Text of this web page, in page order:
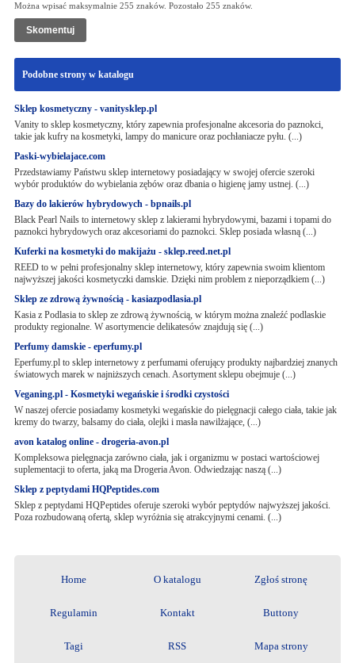
Można wpisać maksymalnie 255 znaków. Pozostało 255 znaków.
Podobne strony w katalogu
Sklep kosmetyczny - vanitysklep.pl
Vanity to sklep kosmetyczny, który zapewnia profesjonalne akcesoria do paznokci,
takie jak kufry na kosmetyki, lampy do manicure oraz pochłaniacze pyłu. (...)
Paski-wybielajace.com
Przedstawiamy Państwu sklep internetowy posiadający w swojej ofercie szeroki
wybór produktów do wybielania zębów oraz dbania o higienę jamy ustnej. (...)
Bazy do lakierów hybrydowych - bpnails.pl
Black Pearl Nails to internetowy sklep z lakierami hybrydowymi, bazami i topami do
paznokci hybrydowych oraz akcesoriami do paznokci. Sklep posiada własną (...)
Kuferki na kosmetyki do makijażu - sklep.reed.net.pl
REED to w pełni profesjonalny sklep internetowy, który zapewnia swoim klientom
najwyższej jakości kosmetyczki damskie. Dzięki nim problem z nieporządkiem (...)
Sklep ze zdrową żywnością - kasiazpodlasia.pl
Kasia z Podlasia to sklep ze zdrową żywnością, w którym można znaleźć podlaskie
produkty regionalne. W asortymencie delikatesów znajdują się (...)
Perfumy damskie - eperfumy.pl
Eperfumy.pl to sklep internetowy z perfumami oferujący produkty najbardziej znanych
światowych marek w najniższych cenach. Asortyment sklepu obejmuje (...)
Veganing.pl - Kosmetyki wegańskie i środki czystości
W naszej ofercie posiadamy kosmetyki wegańskie do pielęgnacji całego ciała, takie jak
kremy do twarzy, balsamy do ciała, olejki i masła nawilżające, (...)
avon katalog online - drogeria-avon.pl
Kompleksowa pielęgnacja zarówno ciała, jak i organizmu w postaci wartościowej
suplementacji to oferta, jaką ma Drogeria Avon. Odwiedzając naszą (...)
Sklep z peptydami HQPeptides.com
Sklep z peptydami HQPeptides oferuje szeroki wybór peptydów najwyższej jakości.
Poza rozbudowaną ofertą, sklep wyróżnia się atrakcyjnymi cenami. (...)
Home O katalogu Zgłoś stronę
Regulamin Kontakt Buttony
Tagi RSS Mapa strony